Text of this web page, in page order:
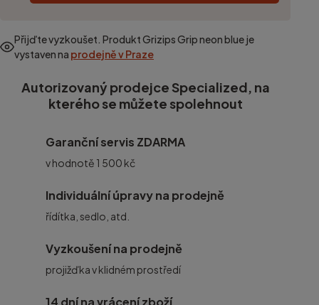
Přijďte vyzkoušet. ProduktGrizips Grip neon blueje
vystaven na prodejně v Praze
Autorizovaný prodejce Specialized, na
kterého se můžete spolehnout
Garanční servis ZDARMA
v hodnotě 1 500 kč
Individuální úpravy na prodejně
řídítka, sedlo, atd.
Vyzkoušení na prodejně
projižďka v klidném prostředí
14 dní na vrácení zboží